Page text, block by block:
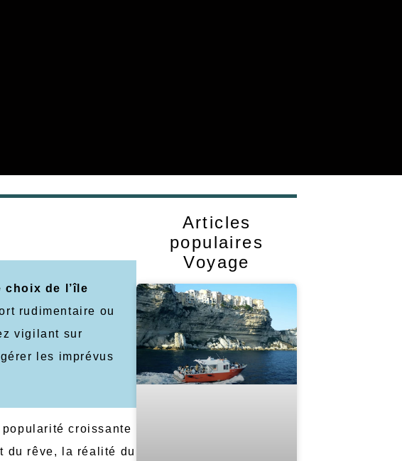
choix de l’île
rudimentaire ou
vigilant sur
les imprévus
croissante
du rêve, la réalité du
Articles
populaires
Voyage